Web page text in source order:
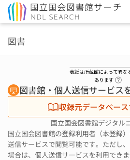
図書
表紙は所蔵館によって異な
あります
図書館・個人送信サービス
収録元データベー
国立国会図書館デジタル
国立国会図書館の登録利用者（本登録
送信サービスで閲覧可能です。ただし
場合は、個人送信サービスを利用できま